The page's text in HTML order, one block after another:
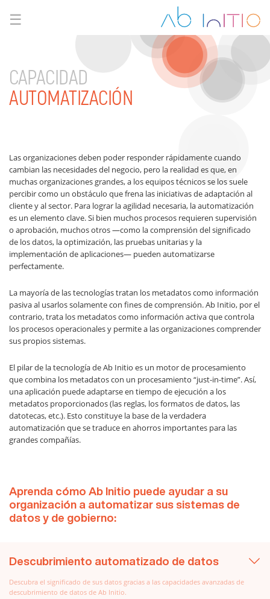
☰
CAPACIDAD
AUTOMATIZACIÓN
Las organizaciones deben poder responder rápidamente cuando
cambian las necesidades del negocio, pero la realidad es que, en
muchas organizaciones grandes, a los equipos técnicos se los suele
percibir como un obstáculo que frena las iniciativas de adaptación al
cliente y al sector. Para lograr la agilidad necesaria, la automatización
es un elemento clave. Si bien muchos procesos requieren supervisión
o aprobación, muchos otros —como la comprensión del significado
de los datos, la optimización, las pruebas unitarias y la
implementación de aplicaciones— pueden automatizarse
perfectamente.
La mayoría de las tecnologías tratan los metadatos como información
pasiva al usarlos solamente con fines de comprensión. Ab Initio, por el
contrario, trata los metadatos como información activa que controla
los procesos operacionales y permite a las organizaciones comprender
sus propios sistemas.
El pilar de la tecnología de Ab Initio es un motor de procesamiento
que combina los metadatos con un procesamiento “just-in-time”. Así,
una aplicación puede adaptarse en tiempo de ejecución a los
metadatos proporcionados (las reglas, los formatos de datos, las
datotecas, etc.). Esto constituye la base de la verdadera
automatización que se traduce en ahorros importantes para las
grandes compañías.
Aprenda cómo Ab Initio puede ayudar a su
organización a automatizar sus sistemas de
datos y de gobierno:
Descubrimiento automatizado de datos
Descubra el significado de sus datos gracias a las capacidades avanzadas de
descubrimiento de datos de Ab Initio.